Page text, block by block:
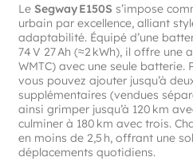
LeSegway E150S s’impose
urbain par excellence, alliant
adaptabilité. Équipé d’une
74 V 27 Ah (≈2 kWh), il offre une
WMTC) avec une seule batterie.
vous pouvez ajouter jusqu’à
supplémentaires (vendues
ainsi grimper jusqu’à 120 km
culminer à 180 km avec trois.
en moins de 2,5 h, offrant une
déplacements quotidiens.